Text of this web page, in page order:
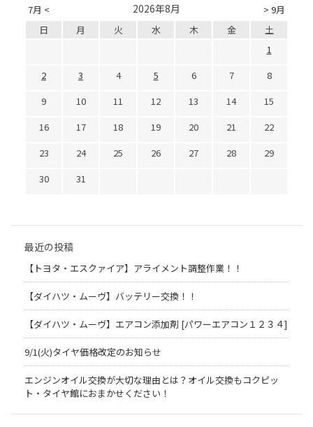
7月 < > 9月
2026年8月
日 月 火 水 木 金
土
1
2
3 4 5 6 7
8
9
10 11 12 13 14
15
16
17 18 19 20 21
22
23
24 25 26 27 28
29
30
31
最近の投稿
【トヨタ・エスクァイア】アライメント調整作業！！
【ダイハツ・ムーヴ】バッテリー交換！！
【ダイハツ・ムーヴ】エアコン添加剤 [パワーエアコン１２３４]
9/1(火)タイヤ価格改定のお知らせ
エンジンオイル交換が大切な理由とは？オイル交換もコクピッ
ト・タイヤ館におまかせください！